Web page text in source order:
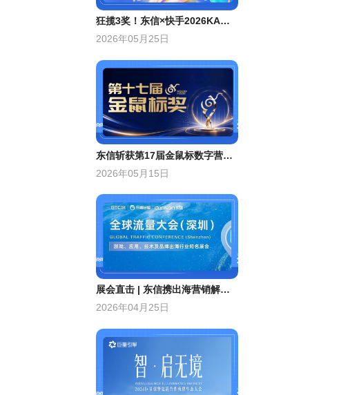
狂揽3奖！东信×快手2026KA案例大赛标杆案例分享
2026年05月25日
东信斩获第17届金鼠标数字营销大赛1金1银两项大奖
2026年05月15日
展会直击 | 东信携出海营销解决方案、inSai Hilight产品亮相GTC全球流量大会
2026年04月25日